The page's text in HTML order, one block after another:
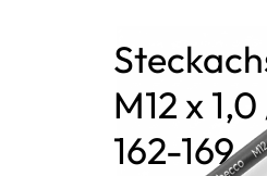
M12 x
162-169